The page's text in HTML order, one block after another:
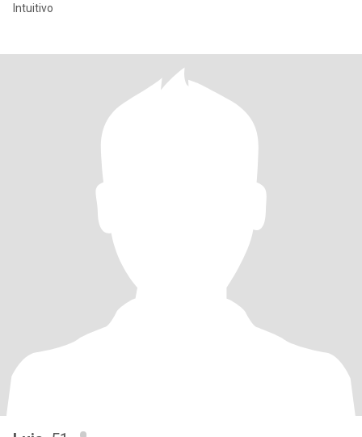
Intuitivo